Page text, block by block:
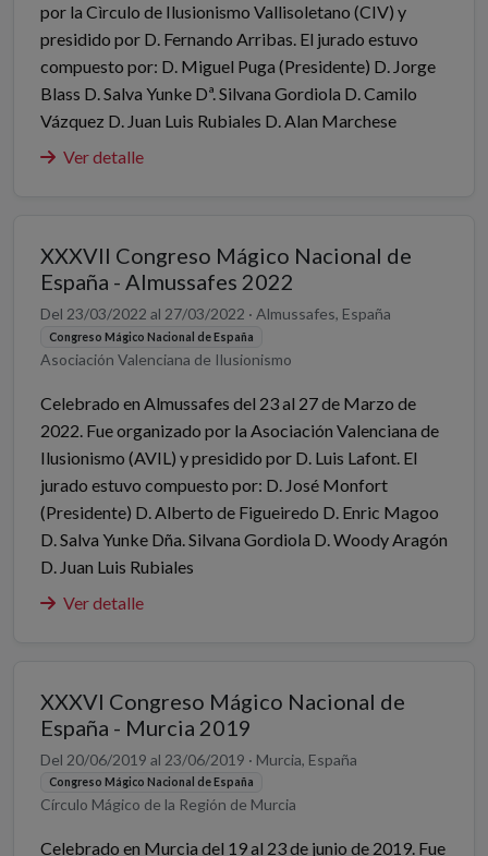
por la Cìrculo de Ilusionismo Vallisoletano (CIV) y
presidido por D. Fernando Arribas. El jurado estuvo
compuesto por: D. Miguel Puga (Presidente) D. Jorge
Blass D. Salva Yunke Dª. Silvana Gordiola D. Camilo
Vázquez D. Juan Luis Rubiales D. Alan Marchese
Ver detalle
XXXVII Congreso Mágico Nacional de
España - Almussafes 2022
Del 23/03/2022 al 27/03/2022 · Almussafes, España
Congreso Mágico Nacional de España
Asociación Valenciana de Ilusionismo
Celebrado en Almussafes del 23 al 27 de Marzo de
2022. Fue organizado por la Asociación Valenciana de
Ilusionismo (AVIL) y presidido por D. Luis Lafont. El
jurado estuvo compuesto por: D. José Monfort
(Presidente) D. Alberto de Figueiredo D. Enric Magoo
D. Salva Yunke Dña. Silvana Gordiola D. Woody Aragón
D. Juan Luis Rubiales
Ver detalle
XXXVI Congreso Mágico Nacional de
España - Murcia 2019
Del 20/06/2019 al 23/06/2019 · Murcia, España
Congreso Mágico Nacional de España
Círculo Mágico de la Región de Murcia
Celebrado en Murcia del 19 al 23 de junio de 2019. Fue